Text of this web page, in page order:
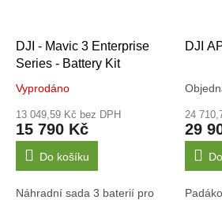
DJI - Mavic 3 Enterprise
Series - Battery Kit
Vyprodáno
13 049,59 Kč bez DPH
15 790 Kč
Do košíku
Náhradní sada 3 baterií pro
DJI
24
29